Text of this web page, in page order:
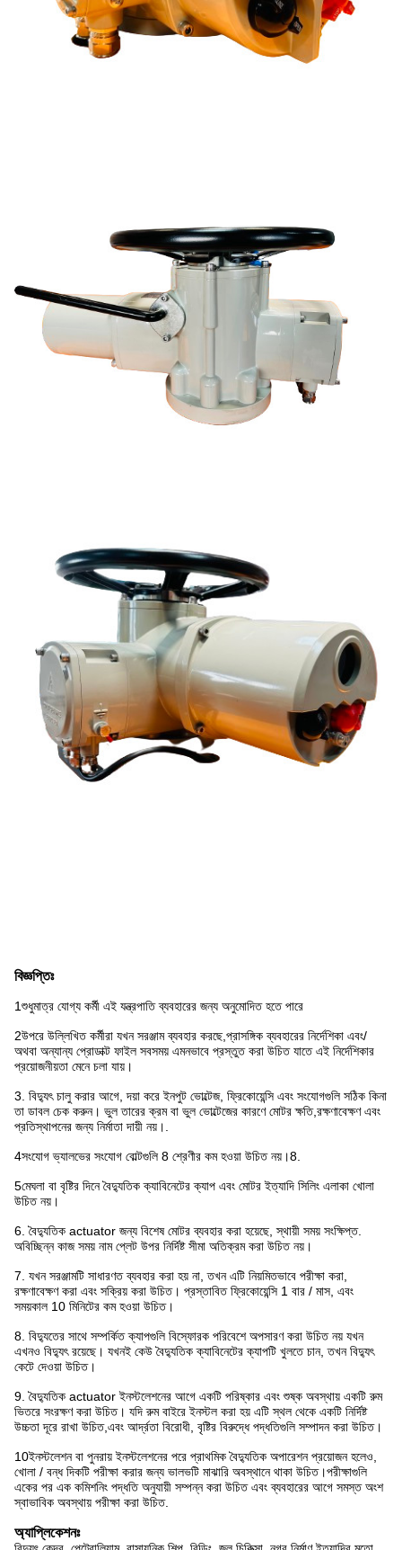
বিজ্ঞপ্তিঃ
1শুধুমাত্র যোগ্য কর্মী এই যন্ত্রপাতি ব্যবহারের জন্য অনুমোদিত হতে পারে
2উপরে উল্লিখিত কর্মীরা যখন সরঞ্জাম ব্যবহার করছে,প্রাসঙ্গিক ব্যবহারের নির্দেশিকা এবং/
অথবা অন্যান্য প্রোডাক্ট ফাইল সবসময় এমনভাবে প্রস্তুত করা উচিত যাতে এই নির্দেশিকার
প্রয়োজনীয়তা মেনে চলা যায়।
3. বিদ্যুৎ চালু করার আগে, দয়া করে ইনপুট ভোল্টেজ, ফ্রিকোয়েন্সি এবং সংযোগগুলি সঠিক কিনা
তা ডাবল চেক করুন। ভুল তারের ক্রম বা ভুল ভোল্টেজের কারণে মোটর ক্ষতি,রক্ষণাবেক্ষণ এবং
প্রতিস্থাপনের জন্য নির্মাতা দায়ী নয়।.
4সংযোগ ভ্যালভের সংযোগ বোল্টগুলি 8 শ্রেণীর কম হওয়া উচিত নয়।8.
5মেঘলা বা বৃষ্টির দিনে বৈদ্যুতিক ক্যাবিনেটের ক্যাপ এবং মোটর ইত্যাদি সিলিং এলাকা খোলা
উচিত নয়।
6. বৈদ্যুতিক actuator জন্য বিশেষ মোটর ব্যবহার করা হয়েছে, স্থায়ী সময় সংক্ষিপ্ত.
অবিচ্ছিন্ন কাজ সময় নাম প্লেট উপর নির্দিষ্ট সীমা অতিক্রম করা উচিত নয়।
7. যখন সরঞ্জামটি সাধারণত ব্যবহার করা হয় না, তখন এটি নিয়মিতভাবে পরীক্ষা করা,
রক্ষণাবেক্ষণ করা এবং সক্রিয় করা উচিত। প্রস্তাবিত ফ্রিকোয়েন্সি 1 বার / মাস, এবং
সময়কাল 10 মিনিটের কম হওয়া উচিত।
8. বিদ্যুতের সাথে সম্পর্কিত ক্যাপগুলি বিস্ফোরক পরিবেশে অপসারণ করা উচিত নয় যখন
এখনও বিদ্যুৎ রয়েছে। যখনই কেউ বৈদ্যুতিক ক্যাবিনেটের ক্যাপটি খুলতে চান, তখন বিদ্যুৎ
কেটে দেওয়া উচিত।
9. বৈদ্যুতিক actuator ইনস্টলেশনের আগে একটি পরিষ্কার এবং শুষ্ক অবস্থায় একটি রুম
ভিতরে সংরক্ষণ করা উচিত। যদি রুম বাইরে ইনস্টল করা হয় এটি স্থল থেকে একটি নির্দিষ্ট
উচ্চতা দূরে রাখা উচিত,এবং আর্দ্রতা বিরোধী, বৃষ্টির বিরুদ্ধে পদ্ধতিগুলি সম্পাদন করা উচিত।
10ইনস্টলেশন বা পুনরায় ইনস্টলেশনের পরে প্রাথমিক বৈদ্যুতিক অপারেশন প্রয়োজন হলেও,
খোলা / বন্ধ দিকটি পরীক্ষা করার জন্য ভালভটি মাঝারি অবস্থানে থাকা উচিত।পরীক্ষাগুলি
একের পর এক কমিশনিং পদ্ধতি অনুযায়ী সম্পন্ন করা উচিত এবং ব্যবহারের আগে সমস্ত অংশ
স্বাভাবিক অবস্থায় পরীক্ষা করা উচিত.
অ্যাপ্লিকেশনঃ